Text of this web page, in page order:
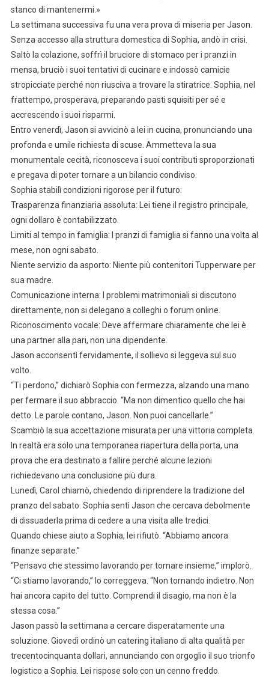
stanco di mantenermi.»
La settimana successiva fu una vera prova di miseria per Jason.
Senza accesso alla struttura domestica di Sophia, andò in crisi.
Saltò la colazione, soffrì il bruciore di stomaco per i pranzi in
mensa, bruciò i suoi tentativi di cucinare e indossò camicie
stropicciate perché non riusciva a trovare la stiratrice. Sophia, nel
frattempo, prosperava, preparando pasti squisiti per sé e
accrescendo i suoi risparmi.
Entro venerdì, Jason si avvicinò a lei in cucina, pronunciando una
profonda e umile richiesta di scuse. Ammetteva la sua
monumentale cecità, riconosceva i suoi contributi sproporzionati
e pregava di poter tornare a un bilancio condiviso.
Sophia stabilì condizioni rigorose per il futuro:
Trasparenza finanziaria assoluta: Lei tiene il registro principale,
ogni dollaro è contabilizzato.
Limiti al tempo in famiglia: I pranzi di famiglia si fanno una volta al
mese, non ogni sabato.
Niente servizio da asporto: Niente più contenitori Tupperware per
sua madre.
Comunicazione interna: I problemi matrimoniali si discutono
direttamente, non si delegano a colleghi o forum online.
Riconoscimento vocale: Deve affermare chiaramente che lei è
una partner alla pari, non una dipendente.
Jason acconsentì fervidamente, il sollievo si leggeva sul suo
volto.
“Ti perdono,” dichiarò Sophia con fermezza, alzando una mano
per fermare il suo abbraccio. “Ma non dimentico quello che hai
detto. Le parole contano, Jason. Non puoi cancellarle.”
Scambiò la sua accettazione misurata per una vittoria completa.
In realtà era solo una temporanea riapertura della porta, una
prova che era destinato a fallire perché alcune lezioni
richiedevano una conclusione più dura.
Lunedì, Carol chiamò, chiedendo di riprendere la tradizione del
pranzo del sabato. Sophia sentì Jason che cercava debolmente
di dissuaderla prima di cedere a una visita alle tredici.
Quando chiese aiuto a Sophia, lei rifiutò. “Abbiamo ancora
finanze separate.”
“Pensavo che stessimo lavorando per tornare insieme,” implorò.
“Ci stiamo lavorando,” lo correggeva. “Non tornando indietro. Non
hai ancora capito del tutto. Comprendi il disagio, ma non è la
stessa cosa.”
Jason passò la settimana a cercare disperatamente una
soluzione. Giovedì ordinò un catering italiano di alta qualità per
trecentocinquanta dollari, annunciando con orgoglio il suo trionfo
logistico a Sophia. Lei rispose solo con un cenno freddo.